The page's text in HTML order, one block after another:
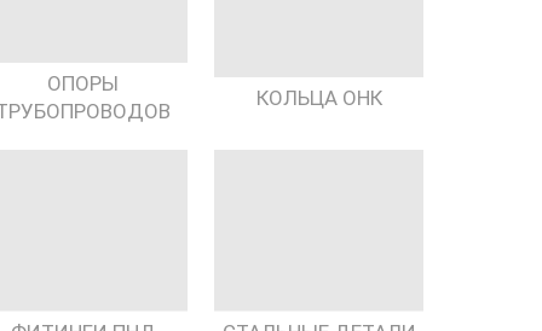
ОПОРЫ
КОЛЬЦА ОНК